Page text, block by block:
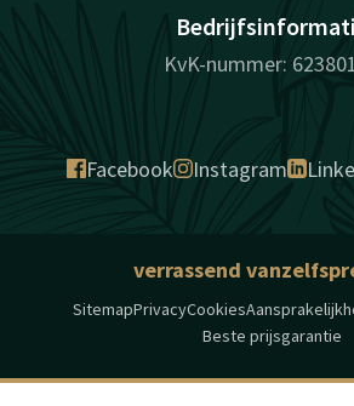
KvK-nummer:
Facebook Instagram
verrassend
SitemapPrivacyCookies
Beste prijsgarantie